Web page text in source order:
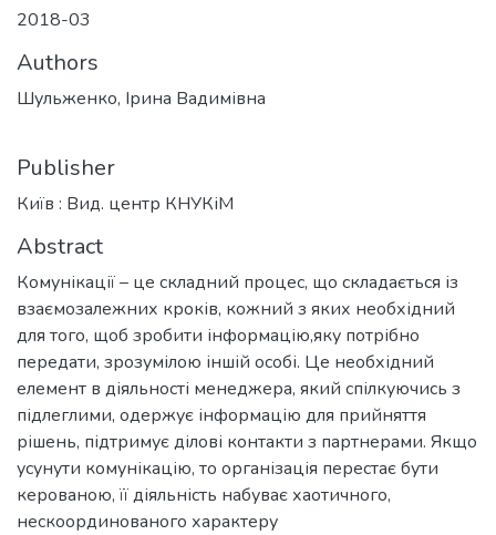
2018-03
Authors
Шульженко, Ірина Вадимівна
Publisher
Київ : Вид. центр КНУКіМ
Abstract
Комунікації – це складний процес, що складається із
взаємозалежних кроків, кожний з яких необхідний
для того, щоб зробити інформацію,яку потрібно
передати, зрозумілою іншій особі. Це необхідний
елемент в діяльності менеджера, який спілкуючись з
підлеглими, одержує інформацію для прийняття
рішень, підтримує ділові контакти з партнерами. Якщо
усунути комунікацію, то організація перестає бути
керованою, її діяльність набуває хаотичного,
нескоординованого характеру